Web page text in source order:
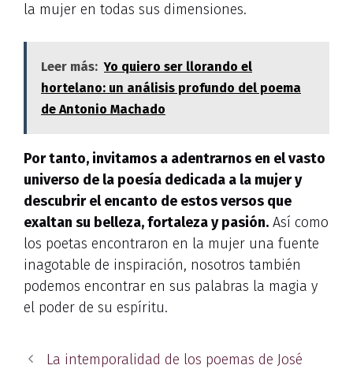
la mujer en todas sus dimensiones.
Leer más: Yo quiero ser llorando el
hortelano: un análisis profundo del poema
de Antonio Machado
Por tanto, invitamos a adentrarnos en el vasto
universo de la poesía dedicada a la mujer y
descubrir el encanto de estos versos que
exaltan su belleza, fortaleza y pasión. Así como
los poetas encontraron en la mujer una fuente
inagotable de inspiración, nosotros también
podemos encontrar en sus palabras la magia y
el poder de su espíritu.
La intemporalidad de los poemas de José